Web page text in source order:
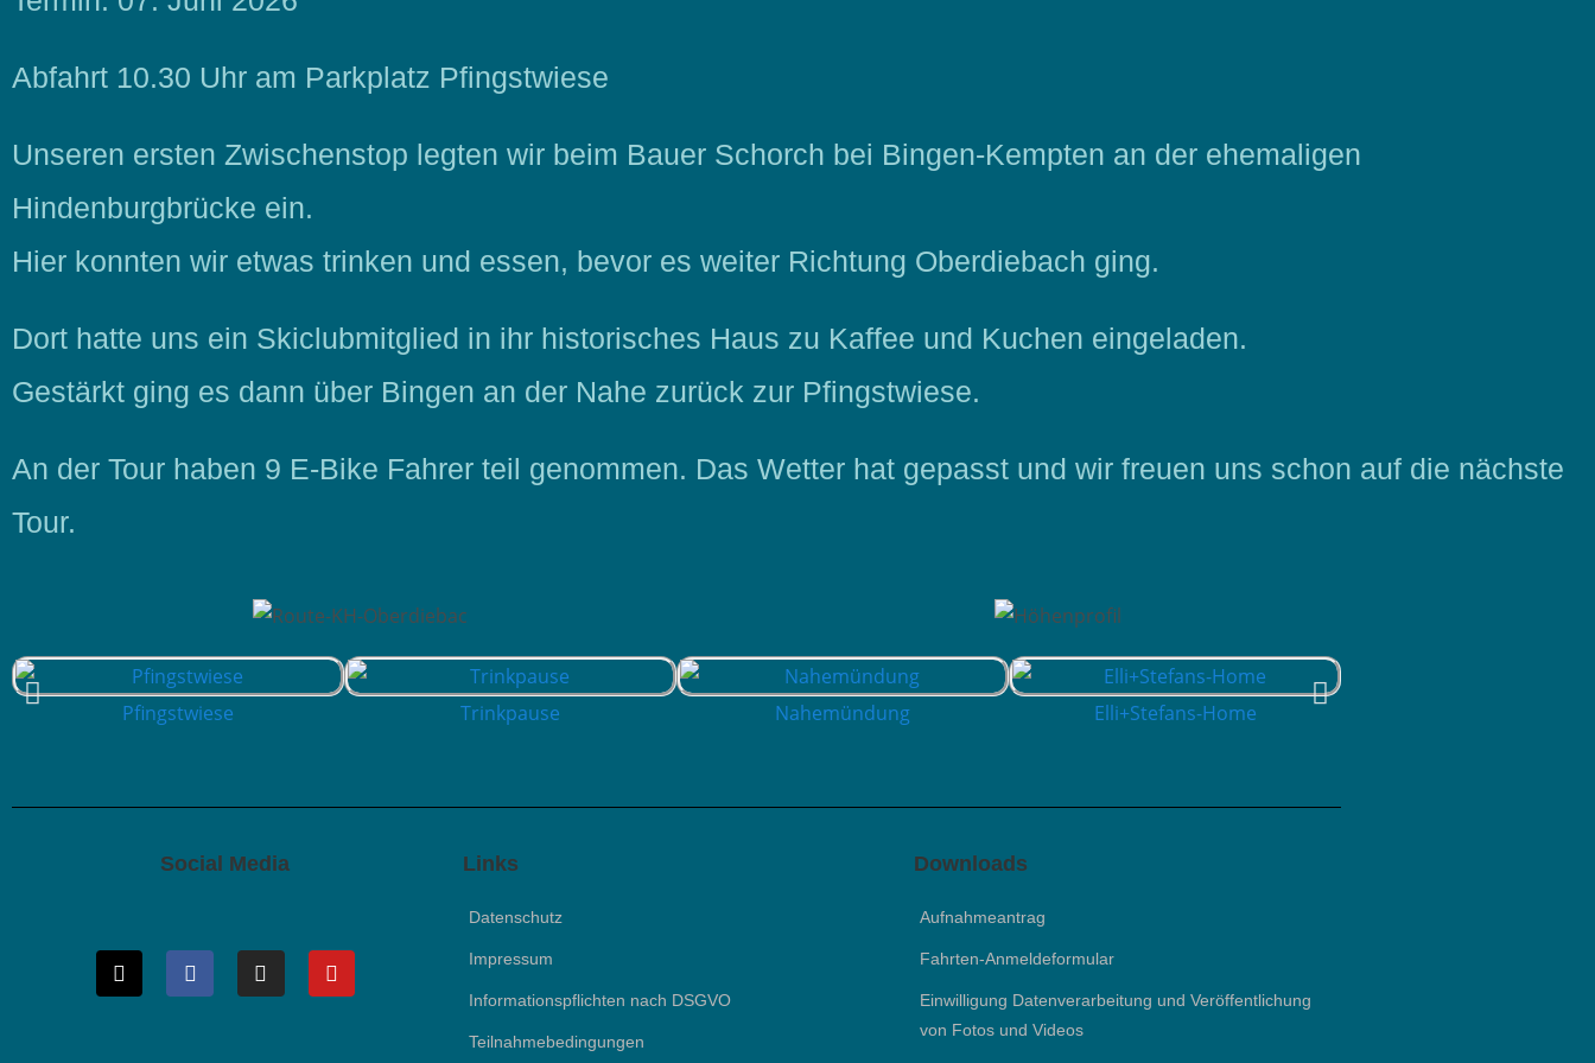
Abfahrt 10.30 Uhr am Parkplatz Pfingstwiese
Unseren ersten Zwischenstop legten wir beim Bauer Schorch bei Bingen-Kempten an der ehemaligen
Hindenburgbrücke ein.
Hier konnten wir etwas trinken und essen, bevor es weiter Richtung Oberdiebach ging.
Dort hatte uns ein Skiclubmitglied in ihr historisches Haus zu Kaffee und Kuchen eingeladen.
Gestärkt ging es dann über Bingen an der Nahe zurück zur Pfingstwiese.
An der Tour haben 9 E-Bike Fahrer teil genommen. Das Wetter hat gepasst und wir freuen uns schon auf die nächste
Tour.
Pfingstwiese Trinkpause Nahemündung Elli+Stefans-Home
Social Media Links
Datenschutz
Impressum
Informationspflichten nach DSGVO
Teilnahmebedingungen
Downloads
Aufnahmeantrag
Fahrten-Anmeldeformular
Einwilligung Datenverarbeitung und Veröffentlichung
von Fotos und Videos